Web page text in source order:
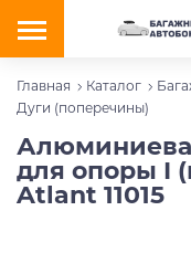
Главная Каталог
Дуги (поперечины)
для опоры I
Atlant 11015